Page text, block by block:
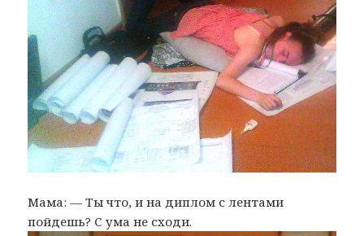
Мама: — Ты что, и на диплом с лентами
пойдешь? С ума не сходи.